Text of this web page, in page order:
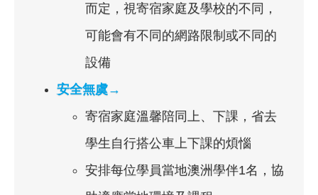
而定，視寄宿家庭及學校的不同，
可能會有不同的網路限制或不同的
設備
安全無虞→
寄宿家庭溫馨陪同上、下課，省去
學生自行搭公車上下課的煩惱
安排每位學員當地澳洲學伴1名，協